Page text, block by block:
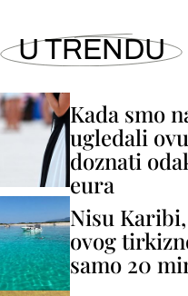
U TRENDU
Kada smo
ugledali
doznati
eura
Nisu
ovog
samo 20